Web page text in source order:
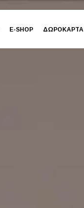
E-SHOP ΔΩΡΟΚΑΡΤΑ